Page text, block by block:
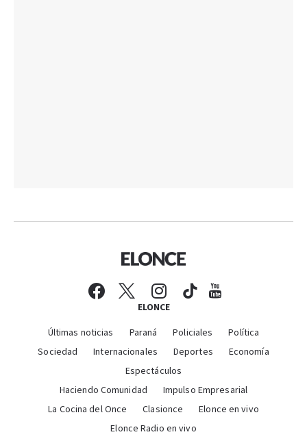
ELONCE
Últimas noticias Paraná Policiales
Política
Sociedad
Internacionales Deportes
Economía
Espectáculos
Haciendo Comunidad
Impulso Empresarial
La Cocina del Once
Clasionce
Elonce en vivo
Elonce Radio en vivo